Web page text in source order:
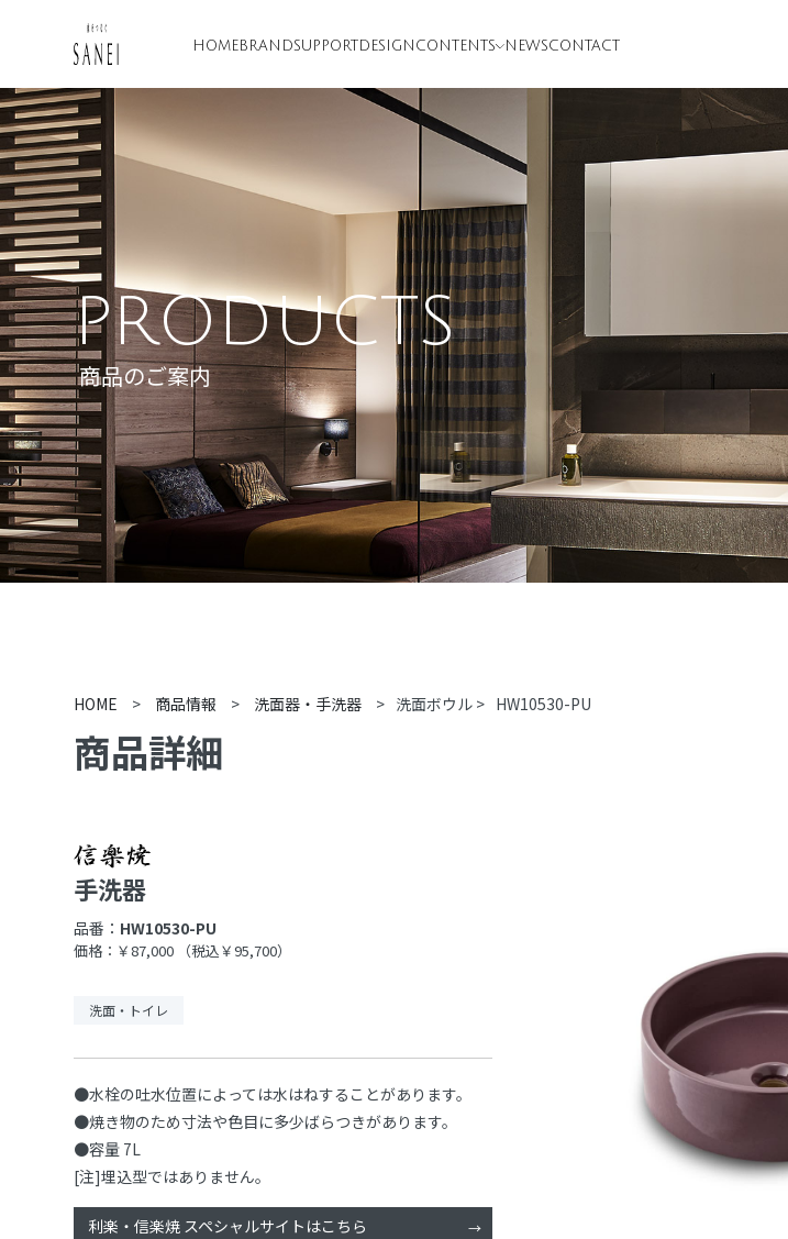
HOME BRANDSUPPORT DESIGN CONTENTS NEWSCONTACT
PRODUCTS
商品のご案内
HOME > 商品情報 > 洗面器・手洗器 > 洗面ボウル > HW10530-PU
商品詳細
手洗器
品番： HW10530-PU
価格：￥87,000 （税込￥95,700）
洗面・トイレ
●水栓の吐水位置によっては水はねすることがあります。
●焼き物のため寸法や色目に多少ばらつきがあります。
●容量 7L
[注]埋込型ではありません。
利楽・信楽焼 スペシャルサイトはこちら